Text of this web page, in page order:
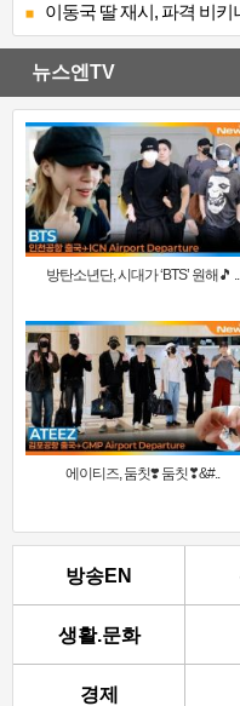
이동국 딸 재시, 파격 비
뉴스엔TV
방탄소년단, 시대가 ‘BTS’ 원해🎵 ..
에이티즈, 둠칫❣️ 둠칫❣&#..
방송EN
생활.문화
경제